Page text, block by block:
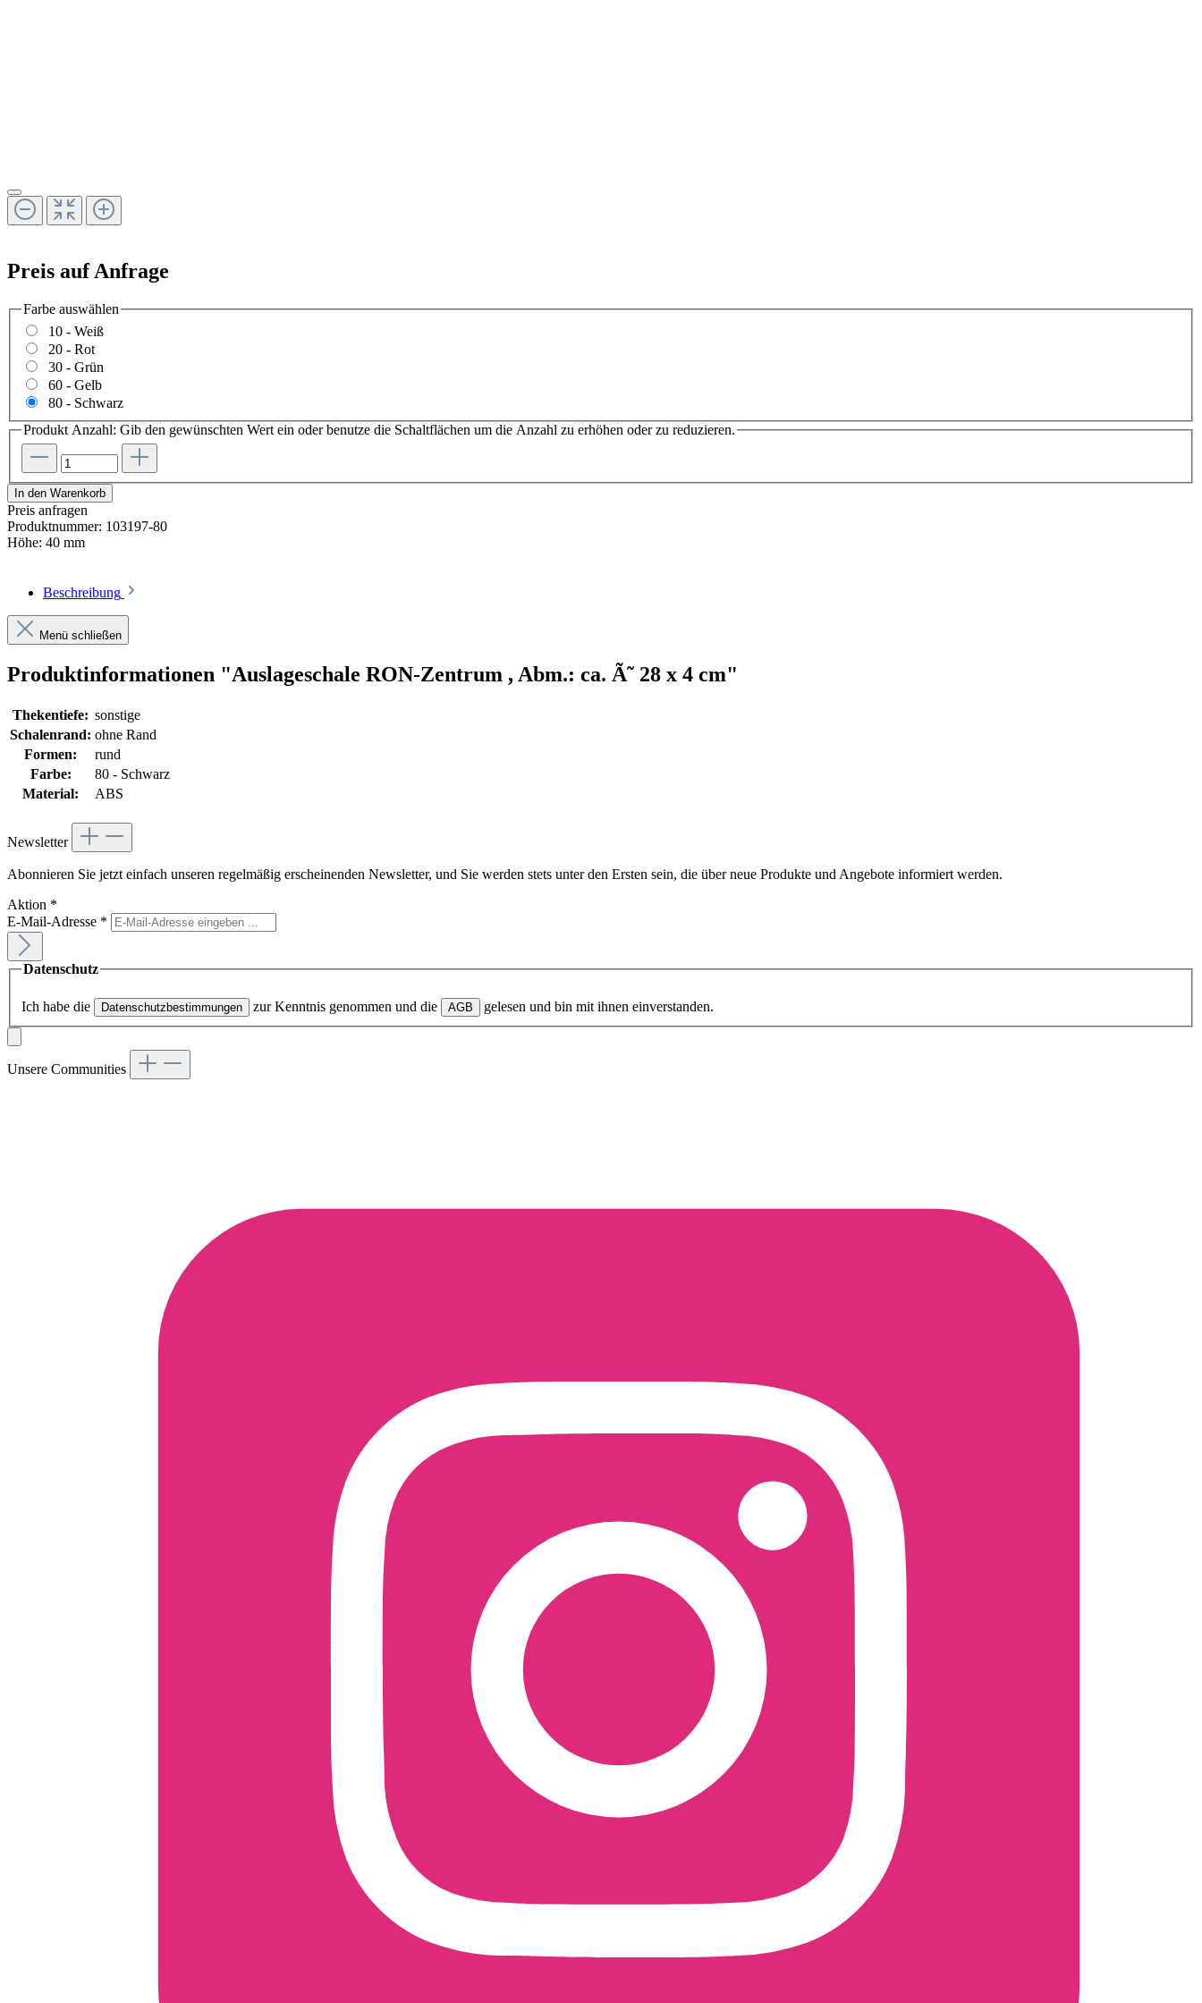
Preis auf Anfrage
Farbe auswählen
10 - Weiß
20 - Rot
30 - Grün
60 - Gelb
80 - Schwarz
Produkt Anzahl: Gib den gewünschten Wert ein oder benutze die Schaltflächen um die Anzahl zu erhöhen oder zu reduzieren.
In den Warenkorb
Preis anfragen
Produktnummer: 103197-80
Höhe: 40 mm
Beschreibung
Menü schließen
Produktinformationen "Auslageschale RON-Zentrum , Abm.: ca. Ã˜ 28 x 4 cm"
Thekentiefe: sonstige
Schalenrand: ohne Rand
Formen:
rund
Farbe:
80 - Schwarz
Material:
ABS
Newsletter
Abonnieren Sie jetzt einfach unseren regelmäßig erscheinenden Newsletter, und Sie werden stets unter den Ersten sein, die über neue Produkte und Angebote informiert werden.
Aktion *
E-Mail-Adresse *
Datenschutz
Ich habe die Datenschutzbestimmungen zur Kenntnis genommen und die AGB gelesen und bin mit ihnen einverstanden.
Unsere Communities